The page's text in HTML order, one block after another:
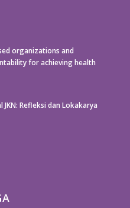
organizations and
for achieving health
Refleksi dan Lokakarya